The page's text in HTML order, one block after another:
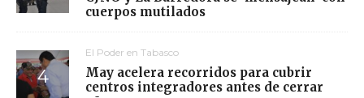
cuerpos mutilados
El Poder en Tabasco
May acelera recorridos para cubrir
centros integradores antes de cerrar